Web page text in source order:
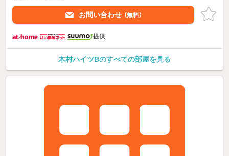
お問い合わせ （無料）
提供
木村ハイツBのすべての部屋を見る